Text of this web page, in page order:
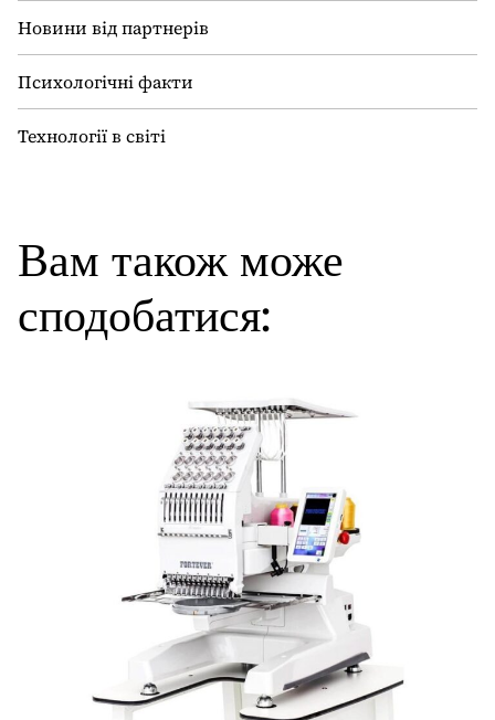
Новини від партнерів
Психологічні факти
Технології в світі
Вам також може
сподобатися: